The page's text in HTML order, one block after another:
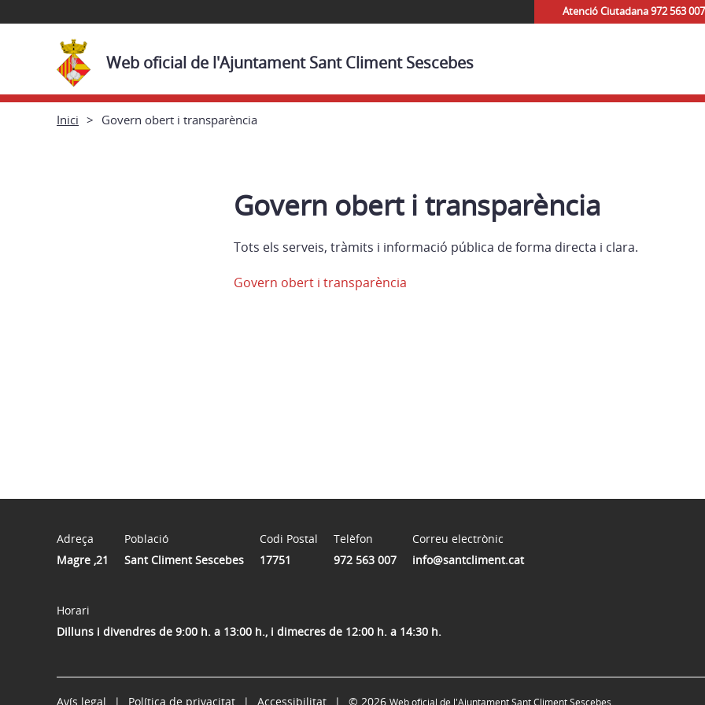
Atenció Ciutadana 972 563 007
Web oficial de l'Ajuntament Sant Climent Sescebes
Inici Govern obert i transparència
Govern obert i transparència
Tots els serveis, tràmits i informació pública de forma directa i clara.
Govern obert i transparència
Adreça
Magre ,21
Població
Sant Climent Sescebes
Codi Postal
17751
Telèfon
972 563 007
Correu electrònic
info@santcliment.cat
Horari
Dilluns i divendres de 9:00 h. a 13:00 h., i dimecres de 12:00 h. a 14:30 h.
Avís legal Política de privacitat Accessibilitat © 2026